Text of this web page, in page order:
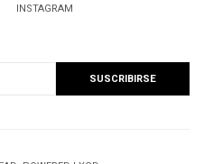
INSTAGRAM